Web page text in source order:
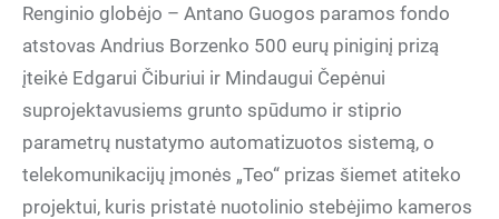
atstovas Andrius Borzenko 500 eurų piniginį prizą
įteikė Edgarui Čiburiui ir Mindaugui Čepėnui
suprojektavusiems grunto spūdumo ir stiprio
parametrų nustatymo automatizuotos sistemą, o
telekomunikacijų įmonės „Teo“ prizas šiemet atiteko
projektui, kuris pristatė nuotolinio stebėjimo kameros